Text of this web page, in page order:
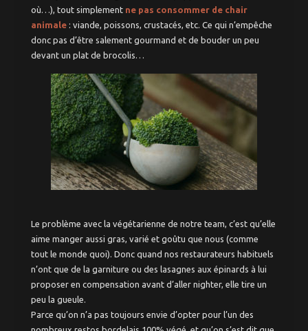
Chartrons
Quinconces –
Gambetta –
Mériadeck
Saint-Seurin –
Jardin Public
Paludate – Gare
– Nansouty
Bacalan –
Bordeaux Nord
Aux alentours
A moins d’une
heure
mérite le trajet
Idées week-end
pour moins de 100€
Balades à vélo
où…), tout simplement ne pas consommer de chair
animale : viande, poissons, crustacés, etc. Ce qui n’empêche
donc pas d’être salement gourmand et de bouder un peu
devant un plat de brocolis…
Le problème avec la végétarienne de notre team, c’est qu’elle
aime manger aussi gras, varié et goûtu que nous (comme
tout le monde quoi). Donc quand nos restaurateurs habituels
n’ont que de la garniture ou des lasagnes aux épinards à lui
proposer en compensation avant d’aller nighter, elle tire un
peu la gueule.
Parce qu’on n’a pas toujours envie d’opter pour l’un des